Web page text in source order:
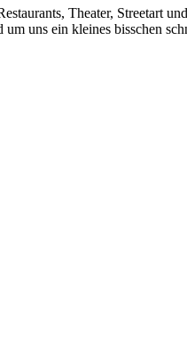
Theater, Streetart
uns ein kleines bisschen